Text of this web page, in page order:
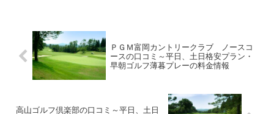
ＰＧＭ富岡カントリークラブ ノースコ
ースの口コミ～平日、土日格安プラン・
早朝ゴルフ薄暮プレーの料金情報
高山ゴルフ倶楽部の口コミ～平日、土日